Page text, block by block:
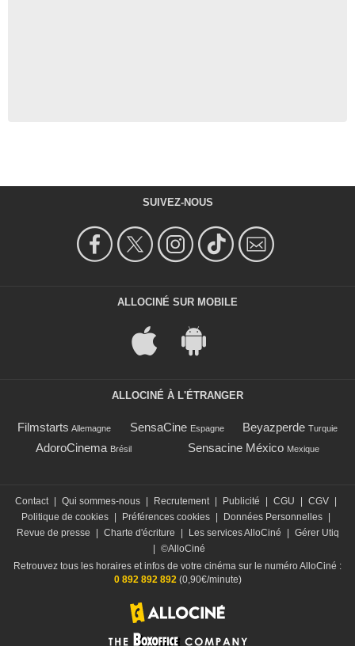
SUIVEZ-NOUS
ALLOCINÉ SUR MOBILE
ALLOCINÉ À L'ÉTRANGER
Filmstarts Allemagne SensaCine Espagne Beyazperde Turquie
AdoroCinema Brésil Sensacine México Mexique
Contact Qui sommes-nous Recrutement Publicité CGU CGV
Politique de cookies
Préférences cookies Données Personnelles
Revue de presse
Charte d'écriture Les services AlloCiné
Gérer Utiq
©AlloCiné
Retrouvez tous les horaires et infos de votre cinéma sur le numéro AlloCiné :
0 892 892 892(0,90€/minute)